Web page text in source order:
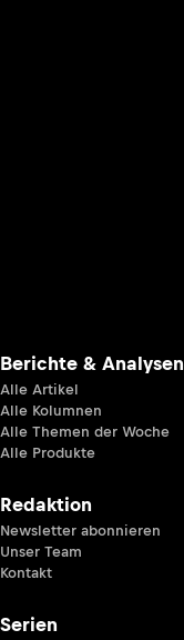
Berichte & Analysen
Alle Artikel
Alle Kolumnen
Alle Themen der Woche
Alle Produkte
Redaktion
Newsletter abonnieren
Unser Team
Kontakt
Serien